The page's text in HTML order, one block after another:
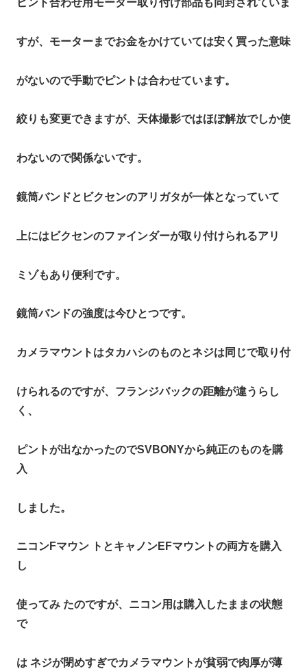
ピント合わせ用モーター取り付け部品も同封されていま
すが、モーターまでお金をかけていては安く買った意味
がないので手動でピントは合わせています。
絞りも変更できますが、天体撮影ではほぼ解放でしか使
わないので関係ないです。
鏡筒バンドとビクセンのアリガタが一体となっていて
上にはビクセンのファインダーが取り付けられるアリ
ミゾもあり便利です。
鏡筒バンドの強度は今ひとつです。
カメラマウントはタカハシのものとネジは同じで取り付
けられるのですが、フランジバックの距離が違うらし
く、
ピントが出なかったのでSVBONYから純正のものを購
入
しました。
ニコンFマウン トとキャノンEFマウントの両方を購入
し
使ってみ たのですが、ニコン用は購入したままの状態
で
は ネジが閉めすぎでカメラマウントが貧弱で肉厚が薄